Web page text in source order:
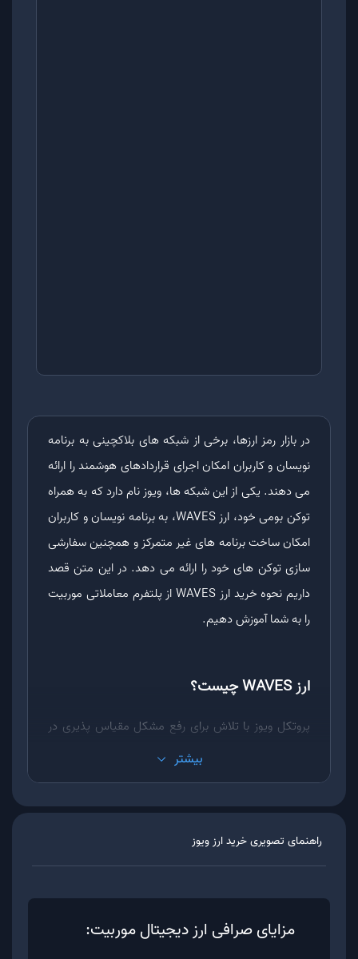
در بازار رمز ارزها، برخی از شبکه های بلاکچینی به برنامه
نویسان و کاربران امکان اجرای قراردادهای هوشمند را ارائه
می دهند. یکی از این شبکه ها، ویوز نام دارد که به همراه
توکن بومی خود، ارز WAVES، به برنامه نویسان و کاربران
امکان ساخت برنامه های غیر متمرکز و همچنین سفارشی
سازی توکن های خود را ارائه می دهد. در این متن قصد
داریم نحوه خرید ارز WAVES از پلتفرم معاملاتی موربیت
را به شما آموزش دهیم.
ارز WAVES چیست؟
پروتکل ویوز با تلاش برای رفع مشکل مقیاس پذیری در
حوزه بلاکچین، در سال 2016 و توسط ساشا ایوانف در
روس طراحی و ساخته شد. بر اساس ادعای تیم سازنده
این پروژه، ارز ویوز برای 3 گروه طراحی شده است که
تریدر
توسعه دهنده
بیشتر
راهنمای تصویری خرید ارزویوز
مزایای صرافی ارز دیجیتال موربیت: